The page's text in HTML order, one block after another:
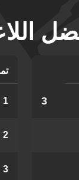
3
1
2
3